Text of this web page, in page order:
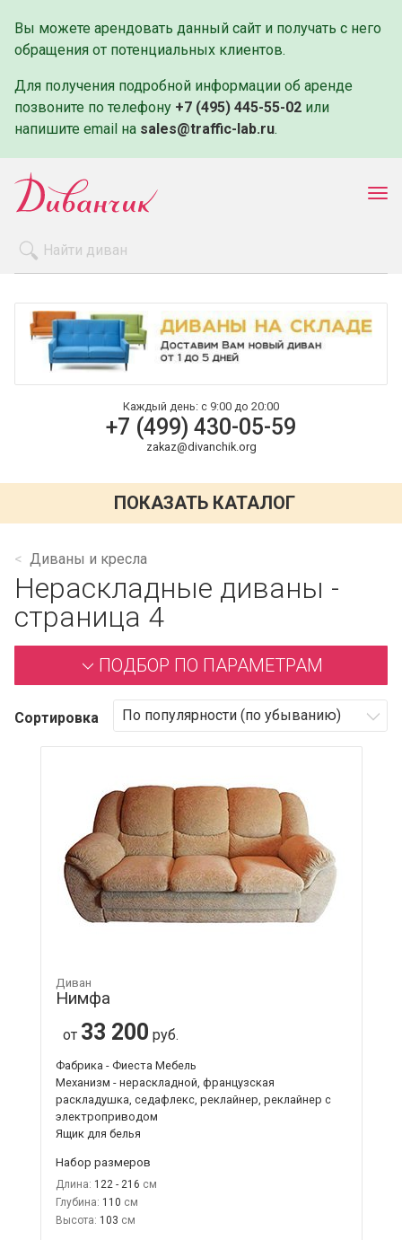
Вы можете арендовать данный сайт и получать с него
обращения от потенциальных клиентов.
Для получения подробной информации об аренде
позвоните по телефону +7 (495) 445-55-02 или
напишите email на sales@traffic-lab.ru.
Оплата и доставка
Контакты
Каждый день: с 9:00 до 20:00
+7 (499) 430-05-59
zakaz@divanchik.org
ПОКАЗАТЬ КАТАЛОГ
Диваны и кресла
Нераскладные диваны -
страница 4
ПОДБОР ПО ПАРАМЕТРАМ
Сортировка
Диван
Нимфа
от 33 200 руб.
Фабрика - Фиеста Мебель
Механизм - нераскладной, французская
раскладушка, седафлекс, реклайнер, реклайнер с
электроприводом
Ящик для белья
Набор размеров
Длина: 122 - 216
Глубина: 110
Высота: 103